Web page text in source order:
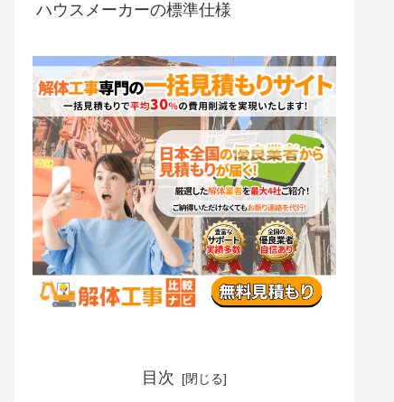
ハウスメーカーの標準仕様
目次